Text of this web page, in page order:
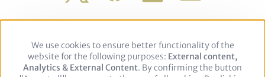
mail
Footer Polityka prywatności Nota prawna
Use
of
personal
We use cookies to ensure better functionality of the
website for the following purposes: External content,
Analytics & External Content. By confirming the button